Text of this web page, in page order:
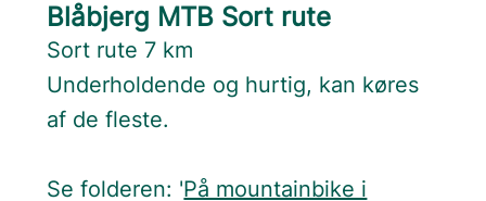
Blåbjerg MTB Sort rute
Sort rute 7 km
Underholdende og hurtig, kan køres
af de fleste.
Se folderen: 'På mountainbike i